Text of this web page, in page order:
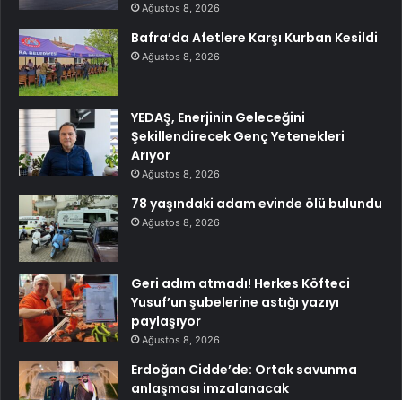
Ağustos 8, 2026
Bafra’da Afetlere Karşı Kurban Kesildi
Ağustos 8, 2026
YEDAŞ, Enerjinin Geleceğini
Şekillendirecek Genç Yetenekleri
Arıyor
Ağustos 8, 2026
78 yaşındaki adam evinde ölü bulundu
Ağustos 8, 2026
Geri adım atmadı! Herkes Köfteci
Yusuf’un şubelerine astığı yazıyı
paylaşıyor
Ağustos 8, 2026
Erdoğan Cidde’de: Ortak savunma
anlaşması imzalanacak